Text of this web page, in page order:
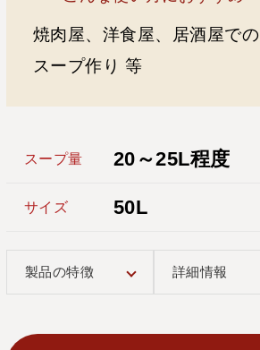
焼肉屋、洋食屋、居酒屋での
スープ作り 等
スープ量 20～25L程度
サイズ 50L
製品の特徴 詳細情報